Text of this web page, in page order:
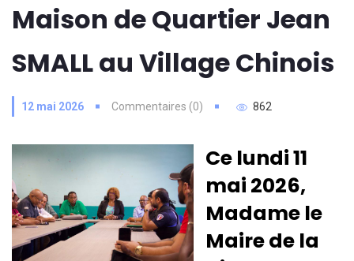
Maison de Quartier Jean
SMALL au Village Chinois
12 mai 2026 Commentaires (0) 862
Ce lundi 11
mai 2026,
Madame le
Maire de la